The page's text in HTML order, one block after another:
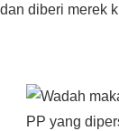
diberi merek